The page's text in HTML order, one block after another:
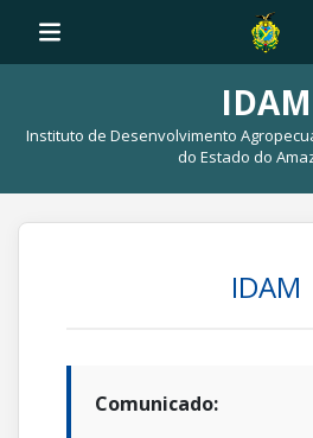
IDAM
Instituto de Desenvolvimento
do Estado do
IDAM
Comunicado: